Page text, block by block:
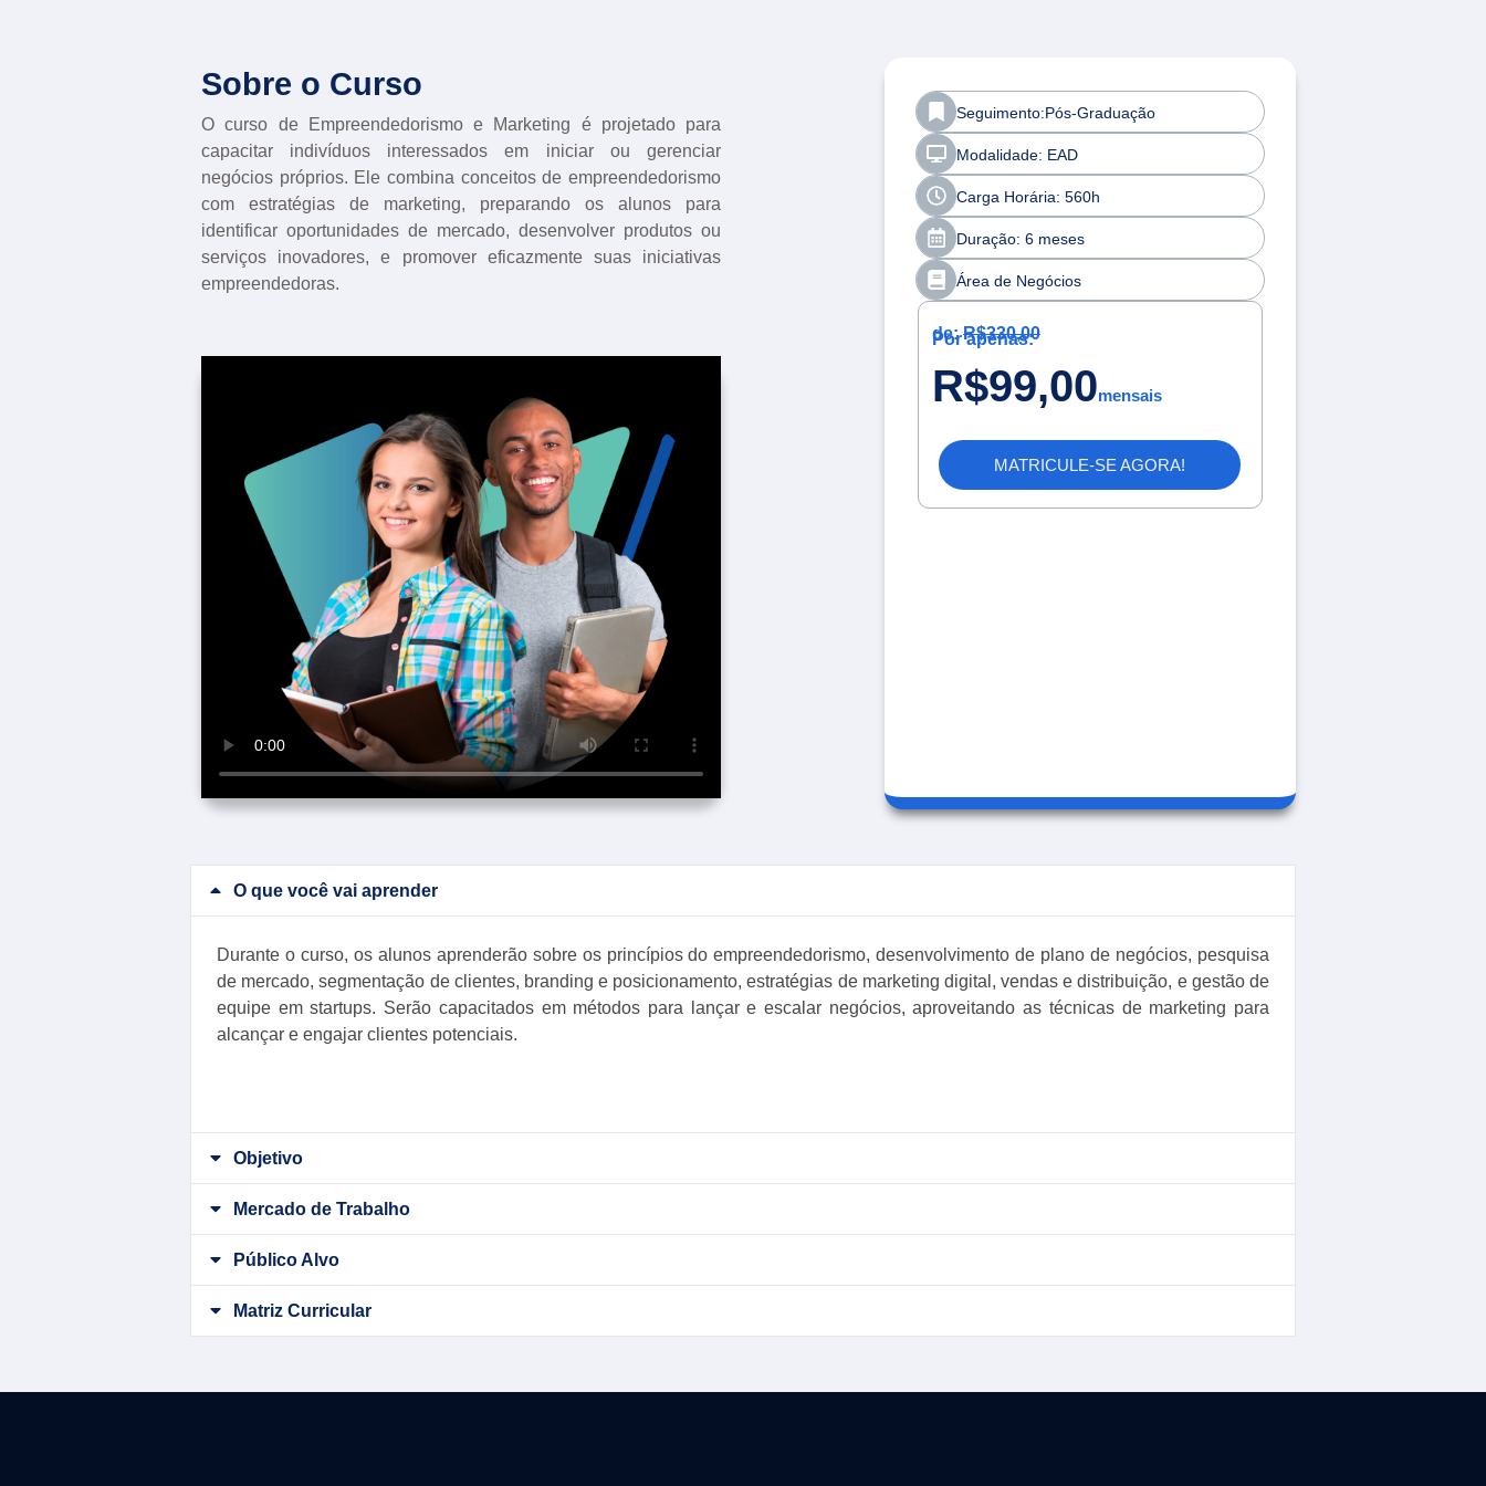
Sobre o Curso
O curso de Empreendedorismo e Marketing é projetado para
capacitar indivíduos interessados ​​em iniciar ou gerenciar
negócios próprios. Ele combina conceitos de empreendedorismo
com estratégias de marketing, preparando os alunos para
identificar oportunidades de mercado, desenvolver produtos ou
serviços inovadores, e promover eficazmente suas iniciativas
empreendedoras.
Seguimento:Pós-Graduação
Modalidade: EAD
Carga Horária: 560h
Duração: 6 meses
Área de Negócios
de:R$330,00
Por apenas:
R$99,00mensais
MATRICULE-SE AGORA!
O que você vai aprender
Durante o curso, os alunos aprenderão sobre os princípios do empreendedorismo, desenvolvimento de plano de negócios, pesquisa
de mercado, segmentação de clientes, branding e posicionamento, estratégias de marketing digital, vendas e distribuição, e gestão de
equipe em startups. Serão capacitados em métodos para lançar e escalar negócios, aproveitando as técnicas de marketing para
alcançar e engajar clientes potenciais.
Objetivo
Mercado de Trabalho
Público Alvo
Matriz Curricular